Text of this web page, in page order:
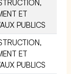
ET
PUBLICS
ET
PUBLICS